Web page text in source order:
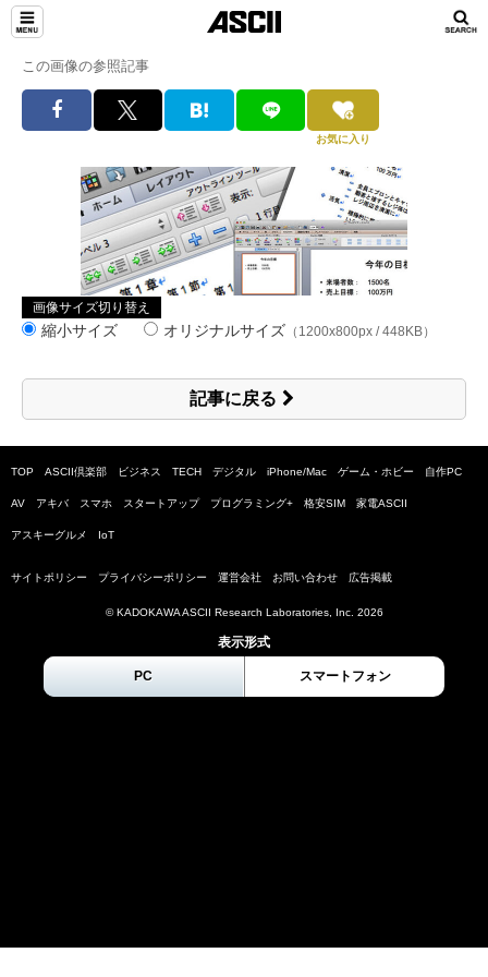
この画像の参照記事
お気に入り
画像サイズ切り替え
縮小サイズ オリジナルサイズ （1200x800px / 448KB）
記事に戻る
TOP ASCII倶楽部 ビジネス TECH デジタル iPhone/Mac ゲーム・ホビー 自作PC
AV アキバ スマホ スタートアップ プログラミング+ 格安SIM 家電ASCII
アスキーグルメ IoT
サイトポリシー プライバシーポリシー 運営会社 お問い合わせ 広告掲載
© KADOKAWA ASCII Research Laboratories, Inc. 2026
表示形式
PC スマートフォン